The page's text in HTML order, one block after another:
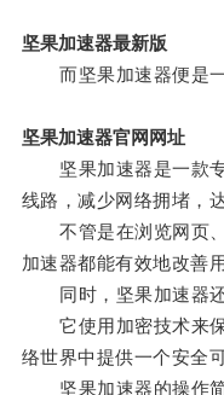
坚果加速器最新版
而坚果加速器便是一
坚果加速器官网网址
坚果加速器是一款专
线路，减少网络拥堵，
不管是在浏览网页、
加速器都能有效地改善
同时，坚果加速器还
它使用加密技术来保
络世界中提供一个安全
坚果加速器的操作简